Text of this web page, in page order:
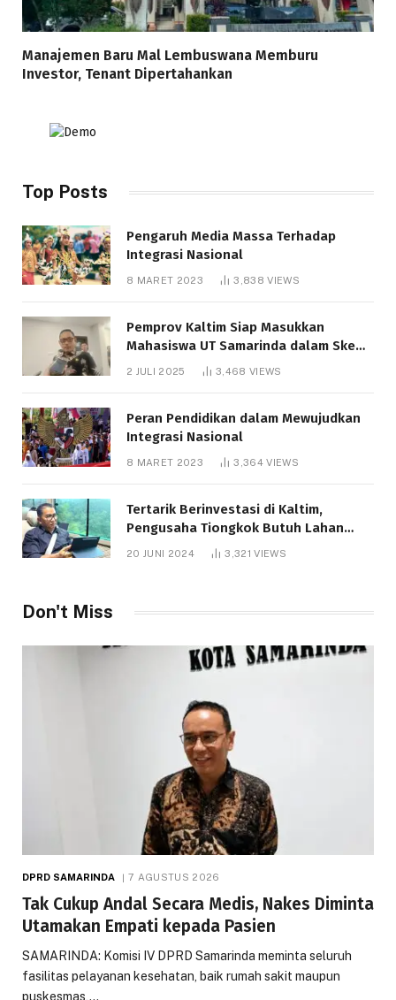
Manajemen Baru Mal Lembuswana Memburu
Investor, Tenant Dipertahankan
Top Posts
Pengaruh Media Massa Terhadap
Integrasi Nasional
8 MARET 2023 3,838VIEWS
Pemprov Kaltim Siap Masukkan
Mahasiswa UT Samarinda dalam Skema
Bantuan Pendidikan Gratispol
2 JULI 2025 3,468 VIEWS
Peran Pendidikan dalam Mewujudkan
Integrasi Nasional
8 MARET 2023 3,364VIEWS
Tertarik Berinvestasi di Kaltim,
Pengusaha Tiongkok Butuh Lahan
1.000 Hektare
20 JUNI 2024 3,321VIEWS
Don't Miss
DPRD SAMARINDA 7 AGUSTUS 2026
Tak Cukup Andal Secara Medis, Nakes Diminta
Utamakan Empati kepada Pasien
SAMARINDA: Komisi IV DPRD Samarinda meminta seluruh
fasilitas pelayanan kesehatan, baik rumah sakit maupun
puskesmas,…